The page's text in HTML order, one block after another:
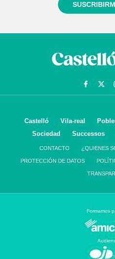
Castelló Vila-real
Sociedad
Successos
CONTACTO ¿QUIENES
PROTECCIÓN DE DATOS
Formamos